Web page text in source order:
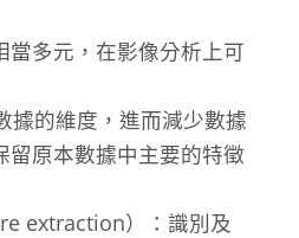
當多元，在影像分析上可
據的維度，進而減少數據
留原本數據中主要的特徵
extraction）：識別及